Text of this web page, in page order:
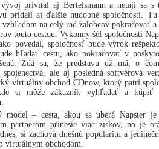
vývoj privítal aj Bertelsmann a netají sa
pridali aj ďalšie hudobné spoločnosti.
vzhľadom na celý rad žalobcov pokračovať
touto cestou. Vykonny šéf spoločnosti
povedal, spoločnosť bude výrok
hľadať cestu, ako pokračovať v
Zdá sa, že predstavu už má, o
spojenectvá, ale aj posledná softvérová
virtuálny obchod CDnow, ktorý patrí
si môže zákazník vyhľadať a kúpiť
model – cesta, akou sa uberá Napster
partnerom prinesie viac ziskov, no je
si zachová dnešnú popularitu a
virtuálnym obchodom.